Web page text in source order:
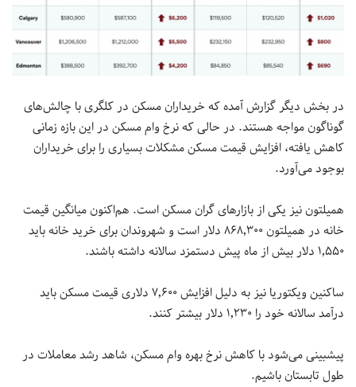
در بخش دیگر گزارش آمده که خریداران مسکن در کلگری با چالش‌های
گوناگون مواجه هستند. در حالی که نرخ وام مسکن در این بازه زمانی
کاهش یافته، افزایش قیمت مسکن مشکلات بسیاری را برای خریداران
بوجود می‌آورد.
همیلتون نیز یکی از بازارهای گران مسکن است. هم‌اکنون میانگین قیمت
خانه در همیلتون ۸۶۸٬۳۰۰ دلار است و شهروندان برای خرید خانه باید
۱٬۵۵۰ دلار بیش از ماه پیش دستمزد سالانه داشته باشند.
ساکنین ویکتوریا نیز به دلیل افزایش ۷٬۶۰۰ دلاری قیمت مسکن باید
درآمد سالانه خود را ۱٬۲۳۰ دلار بیشتر کنند.
پیشبینی می‌شود با کاهش نرخ بهره وام مسکن، شاهد رشد معاملات در
طول تابستان باشیم.